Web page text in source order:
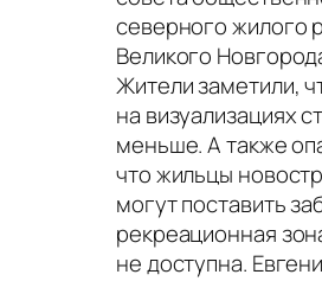
северного жилого
Великого
Жители заметили,
на визуализациях
меньше. А также
что жильцы
могут поставить
рекреационная
не доступна.